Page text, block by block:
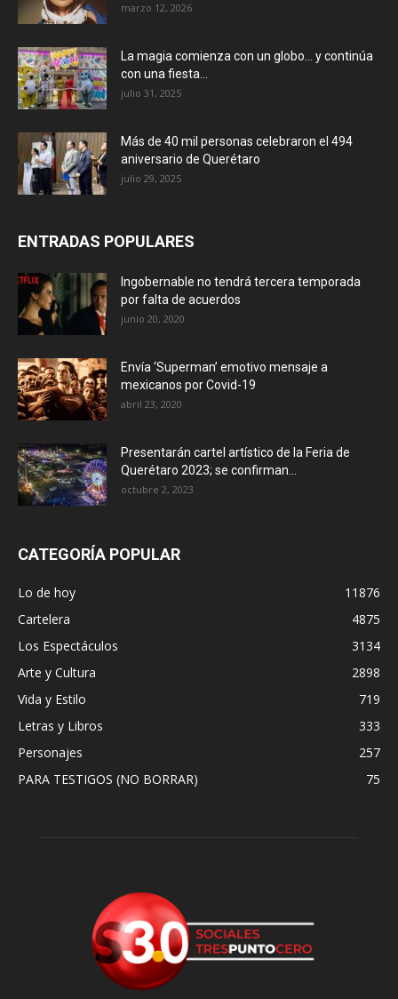
marzo 12, 2026
La magia comienza con un globo… y continúa
con una fiesta...
julio 31, 2025
Más de 40 mil personas celebraron el 494
aniversario de Querétaro
julio 29, 2025
ENTRADAS POPULARES
Ingobernable no tendrá tercera temporada
por falta de acuerdos
junio 20, 2020
Envía ‘Superman’ emotivo mensaje a
mexicanos por Covid-19
abril 23, 2020
Presentarán cartel artístico de la Feria de
Querétaro 2023; se confirman...
octubre 2, 2023
CATEGORÍA POPULAR
Lo de hoy
11876
Cartelera
4875
Los Espectáculos
3134
Arte y Cultura
2898
Vida y Estilo
719
Letras y Libros
333
Personajes
257
PARA TESTIGOS (NO BORRAR)
75